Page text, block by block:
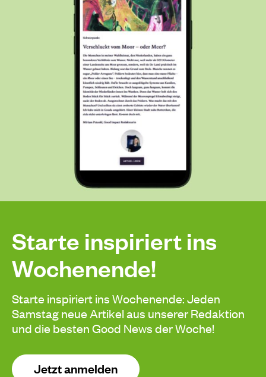
Starte inspiriert ins
Wochenende!
Starte inspiriert ins Wochenende: Jeden
Samstag neue Artikel aus unserer Redaktion
und die besten Good News der Woche!
Jetzt anmelden